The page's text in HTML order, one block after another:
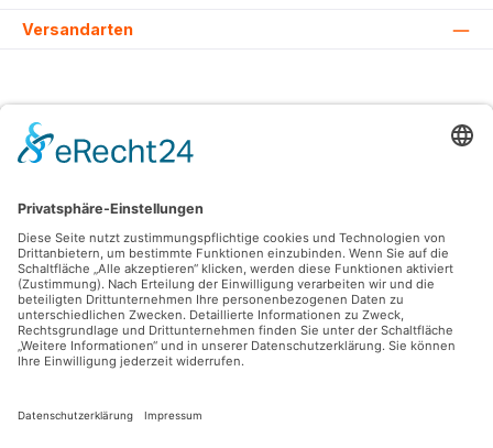
Versandarten
Alle Preise inkl. gesetzl. Mehrwertsteuer zzgl.
und ggf.
Nachnahmegebühren, wenn nicht anders angegeben.
© 2026 Lovehurts Bikes - Alle Rechte vorbehalten. Theme by